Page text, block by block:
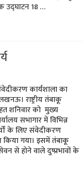
उद्घाटन 18 …
कार्यशाला का
राष्ट्रीय तंबाकू
शनिवार को मुख्य
सभागार में विभिन्न
के लिए संवेदीकरण
गया। इसमें तंबाकू
से होने वाले दुष्प्रभावों के